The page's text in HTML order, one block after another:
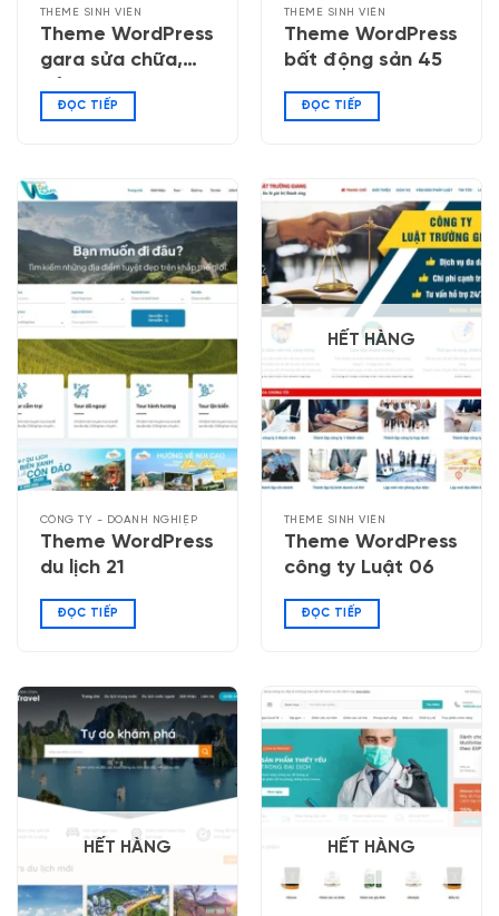
THEME SINH VIÊN
Theme WordPress
gara sửa chữa,
ĐỌC TIẾP
THEME SINH VIÊN
Theme WordPress
bất động sản 45
ĐỌC TIẾP
CÔNG TY - DOANH NGHIỆP
Theme WordPress
du lịch 21
ĐỌC TIẾP
HẾT HÀNG
THEME SINH VIÊN
Theme WordPress
công ty Luật 06
ĐỌC TIẾP
HẾT HÀNG HẾT HÀNG